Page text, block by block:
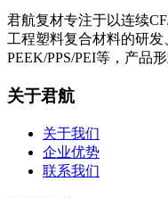
君航复材专注于以连续
工程塑料复合材料的研
PEEK/PPS/PEI等，产品
关于君航
关于我们
企业优势
联系我们